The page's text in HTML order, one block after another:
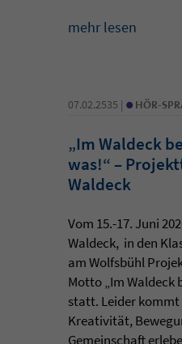
mehr lesen
07.02.2535 | • HÖR-
„Im Waldeck
was!“ –
Waldeck
Vom 15.-17. Juni
Waldeck, in den
am Wolfsbühl
Motto „Im Waldeck
statt. Leider
Kreativität,
Gemeinschaft